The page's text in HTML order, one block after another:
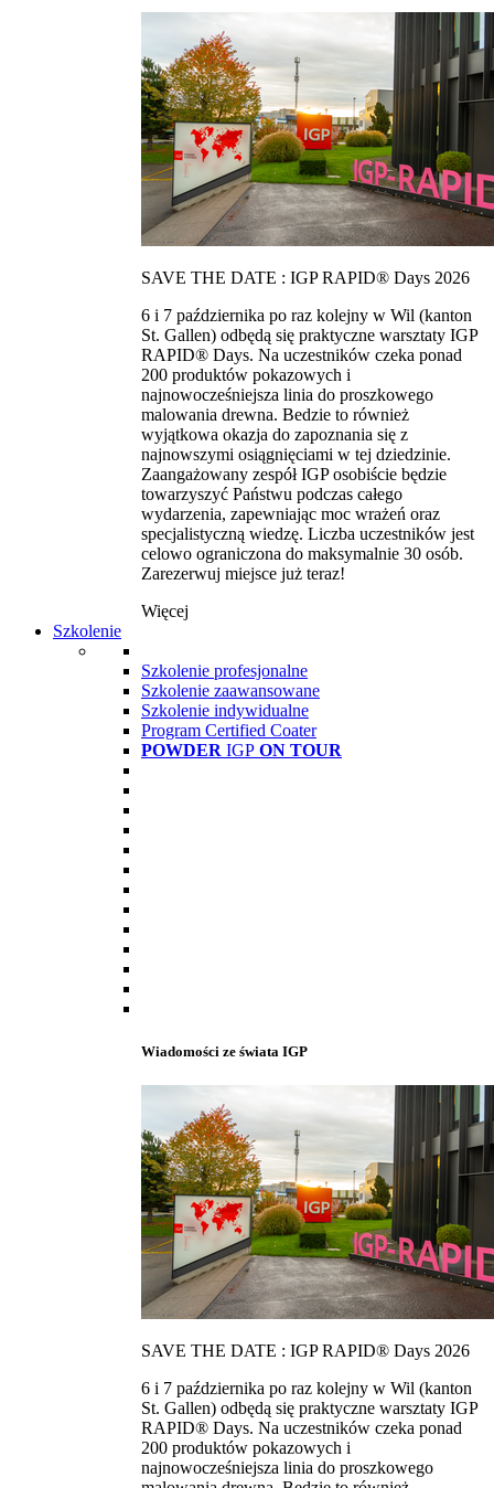
SAVE THE DATE : IGP RAPID® Days 2026
6 i 7 października po raz kolejny w Wil (kanton
St. Gallen) odbędą się praktyczne warsztaty IGP
RAPID® Days. Na uczestników czeka ponad
200 produktów pokazowych i
najnowocześniejsza linia do proszkowego
malowania drewna. Bedzie to również
wyjątkowa okazja do zapoznania się z
najnowszymi osiągnięciami w tej dziedzinie.
Zaangażowany zespół IGP osobiście będzie
towarzyszyć Państwu podczas całego
wydarzenia, zapewniając moc wrażeń oraz
specjalistyczną wiedzę. Liczba uczestników jest
celowo ograniczona do maksymalnie 30 osób.
Zarezerwuj miejsce już teraz!
Więcej
Szkolenie
Szkolenie profesjonalne
Szkolenie zaawansowane
Szkolenie indywidualne
Program Certified Coater
POWDER IGP ON TOUR
Wiadomości ze świata IGP
SAVE THE DATE : IGP RAPID® Days 2026
6 i 7 października po raz kolejny w Wil (kanton
St. Gallen) odbędą się praktyczne warsztaty IGP
RAPID® Days. Na uczestników czeka ponad
200 produktów pokazowych i
najnowocześniejsza linia do proszkowego